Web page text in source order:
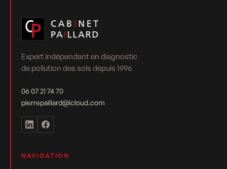
Expert indépendant en diagnostic
de pollution des sols depuis 1996
06 07 21 74 70
pierrepaillard@icloud.com
NAVIGATION